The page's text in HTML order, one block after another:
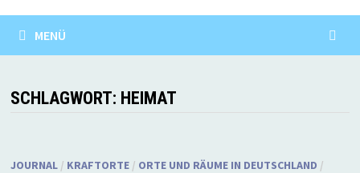
MENÜ
SCHLAGWORT: HEIMAT
JOURNAL/ KRAFTORTE/ ORTE UND RÄUME IN DEUTSCHLAND /